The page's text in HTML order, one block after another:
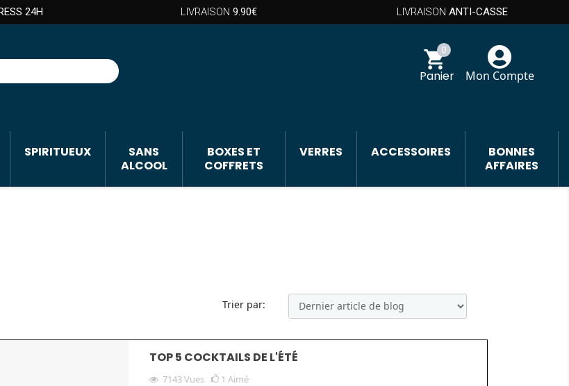
24H LIVRAISON 9.90€ LIVRAISON ANTI-CASSE
shopping_cart
0
Panier Mon Compte
SPIRITUEUX
SANS
ALCOOL
BOXES ET
COFFRETS
VERRES ACCESSOIRES
BONNES
AFFAIRES
Trier par:
TOP 5 COCKTAILS DE L'ÉTÉ
7143Vues 1 Aimé